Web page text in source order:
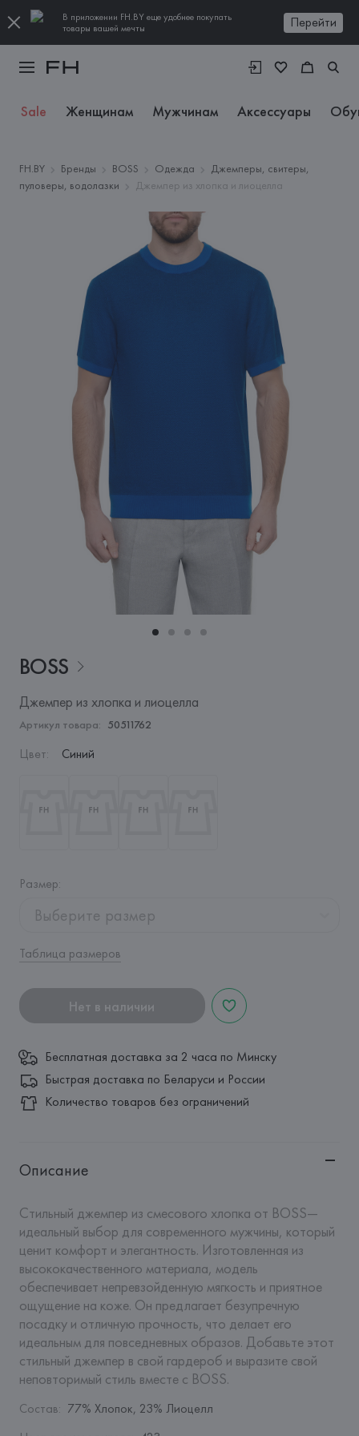
В приложении FH.BY еще удобнее покупать
товары вашей мечты
Перейти
Sale Женщинам Мужчинам Аксессуары
FH.BY Бренды BOSS Одежда
Джемперы, свитеры,
пуловеры, водолазки
Джемпер из хлопка и лиоцелла
BOSS
Джемпер из хлопка и лиоцелла
Артикул товара: 50511762
Цвет: Синий
Размер:
Выберите размер
Таблица размеров
Нет в наличии
Бесплатная доставка за 2 часа по Минску
Быстрая доставка по Беларуси и России
Количество товаров без ограничений
Описание
Стильный джемпер из смесового хлопка от BOSS—
идеальный выбор для современного мужчины, который
ценит комфорт и элегантность. Изготовленная из
высококачественного материала, модель
обеспечивает непревзойденную мягкость и приятное
ощущение на коже. Он предлагает безупречную
посадку и отличную прочность, что делает его
идеальным для повседневных образов. Добавьте этот
стильный джемпер в свой гардероб и выразите свой
неповторимый стиль вместе с BOSS.
Состав: 77% Хлопок, 23% Лиоцелл